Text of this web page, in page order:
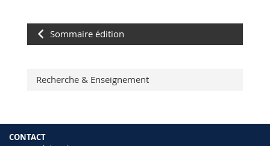
Sommaire édition
Recherche & Enseignement
CONTACT